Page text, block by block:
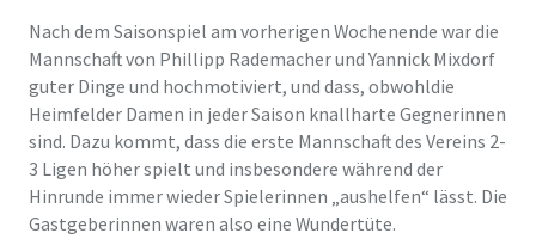
Nach dem Saisonspiel am vorherigen Wochenende war die
Mannschaft von Phillipp Rademacher und Yannick Mixdorf
guter Dinge und hochmotiviert, und dass, obwohldie
Heimfelder Damen in jeder Saison knallharte Gegnerinnen
sind. Dazu kommt, dass die erste Mannschaft des Vereins 2-
3 Ligen höher spielt und insbesondere während der
Hinrunde immer wieder Spielerinnen „aushelfen“ lässt. Die
Gastgeberinnen waren also eine Wundertüte.